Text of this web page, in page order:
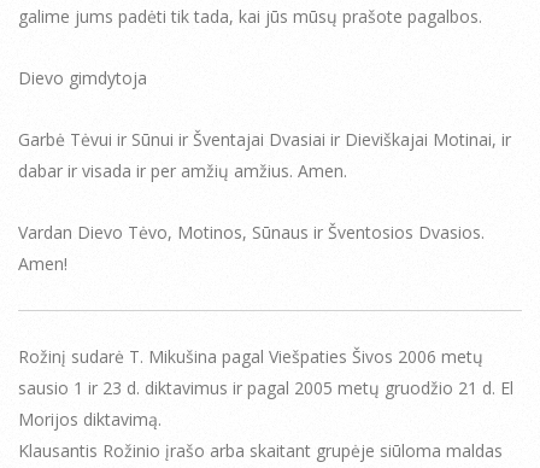
galime jums padėti tik tada, kai jūs mūsų prašote pagalbos.
Dievo gimdytoja
Garbė Tėvui ir Sūnui ir Šventajai Dvasiai ir Dieviškajai Motinai, ir
dabar ir visada ir per amžių amžius. Amen.
Vardan Dievo Tėvo, Motinos, Sūnaus ir Šventosios Dvasios.
Amen!
Rožinį sudarė T. Mikušina pagal Viešpaties Šivos 2006 metų
sausio 1 ir 23 d. diktavimus ir pagal 2005 metų gruodžio 21 d. El
Morijos diktavimą.
Klausantis Rožinio įrašo arba skaitant grupėje siūloma maldas